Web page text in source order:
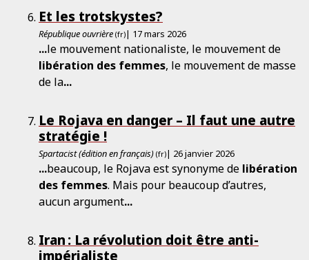
Et les trotskystes?
République ouvrière (fr)| 17 mars 2026
...le mouvement nationaliste, le mouvement de
libération des femmes, le mouvement de masse
de la...
Le Rojava en danger – Il faut une autre
stratégie !
Spartacist (édition en français) (fr)| 26 janvier 2026
...beaucoup, le Rojava est synonyme de libération
des femmes. Mais pour beaucoup d’autres,
aucun argument...
Iran : La révolution doit être anti-
impérialiste